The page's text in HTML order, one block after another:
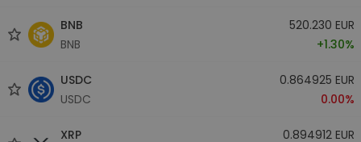
BNB
BNB
520.230 EUR
+1.30%
USDC
USDC
0.864925 EUR
0.00%
XRP
0.894912 EUR